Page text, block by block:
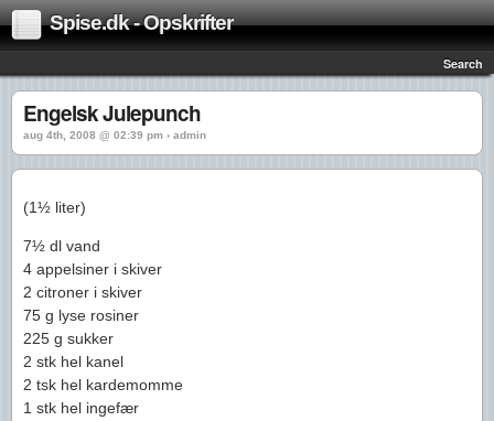
Spise.dk - Opskrifter
Search
Engelsk Julepunch
aug 4th, 2008 @ 02:39 pm › admin
(1½ liter)
7½ dl vand
4 appelsiner i skiver
2 citroner i skiver
75 g lyse rosiner
225 g sukker
2 stk hel kanel
2 tsk hel kardemomme
1 stk hel ingefær